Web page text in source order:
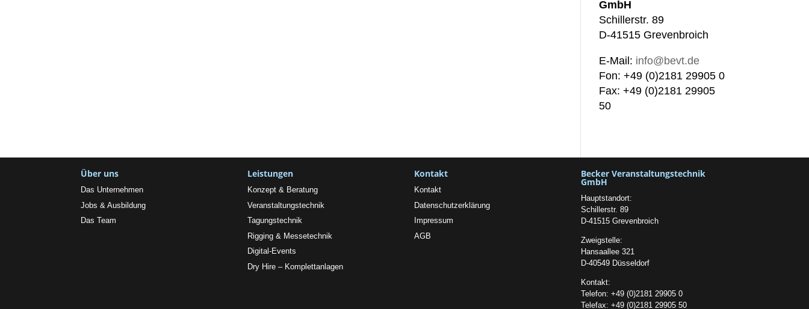
GmbH
Schillerstr. 89
D-41515 Grevenbroich
E-Mail: info@bevt.de
Fon: +49 (0)2181 29905 0
Fax: +49 (0)2181 29905
50
Über uns
Das Unternehmen
Jobs & Ausbildung
Das Team
Leistungen
Konzept & Beratung
Veranstaltungstechnik
Tagungstechnik
Rigging & Messetechnik
Digital-Events
Dry Hire – Komplettanlagen
Kontakt
Kontakt
Datenschutzerklärung
Impressum
AGB
Becker Veranstaltungstechnik
GmbH
Hauptstandort:
Schillerstr. 89
D-41515 Grevenbroich
Zweigstelle:
Hansaallee 321
D-40549 Düsseldorf
Kontakt:
Telefon: +49 (0)2181 29905 0
Telefax: +49 (0)2181 29905 50